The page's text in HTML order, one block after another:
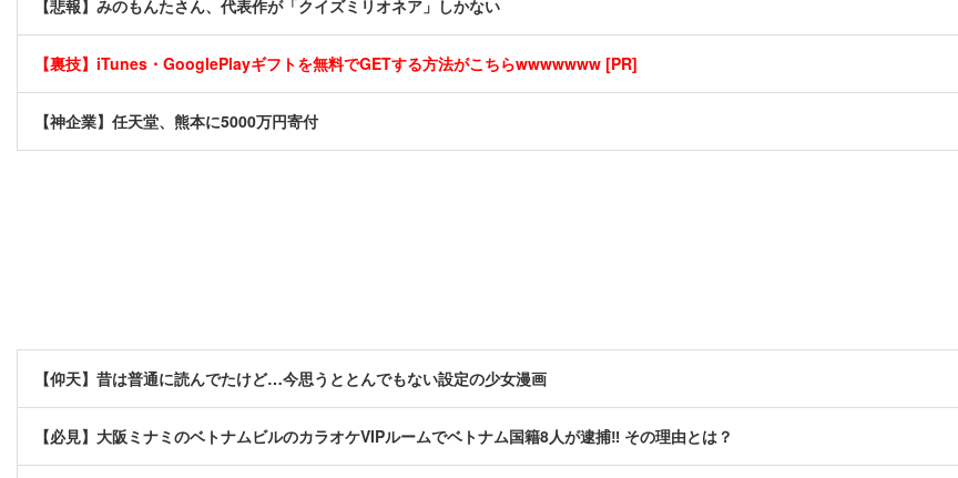
【悲報】みのもんたさん、代表作が「クイズミリオネア」しかない
【裏技】iTunes・GooglePlayギフトを無料でGETする方法がこちらwwwwwww [PR]
【神企業】任天堂、熊本に5000万円寄付
【仰天】昔は普通に読んでたけど…今思うととんでもない設定の少女漫画
【必見】大阪ミナミのベトナムビルのカラオケVIPルームでベトナム国籍8人が逮捕‼ その理由とは？